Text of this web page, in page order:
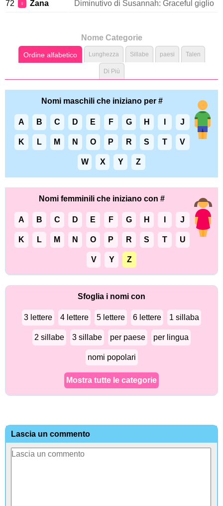
72 ♀ Zana Diminutivo di Susannah: Graceful giglio
Nome Categorie
Ordine alfabetico Lunghezza Sillabe paesi Talen
Di Più
Nomi maschili che iniziano per #
A B C D E F G H J
K L M N O P R S T V
W X Y Z
Nomi femminili che iniziano con #
A B C D E F G H J
K L M N O P R S T U
V Y Z
Sfoglia i nomi con
3 lettere 4 lettere 5 lettere 6 lettere 1 sillaba
2 sillabe 3 sillabe per paese per lingua
nomi popolari
Mostra tutte le categorie
Lascia un commento